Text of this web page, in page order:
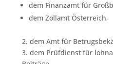
dem Finanzamt für
dem Zollamt Österreich,
2. dem Amt für
3. dem Prüfdienst für